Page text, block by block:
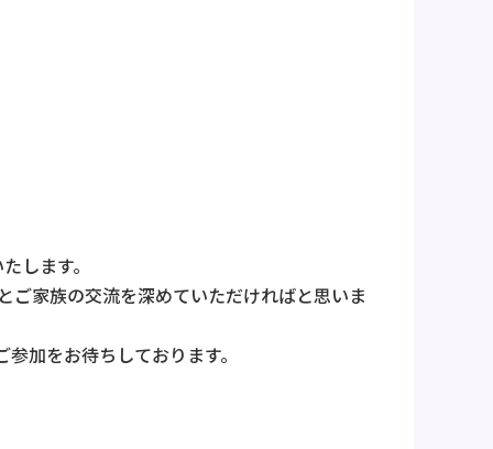
します。
家族の交流を深めていただければと思いま
加をお待ちしております。